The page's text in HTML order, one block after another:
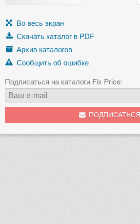
Во весь экран
Скачать каталог в PDF
Архив каталогов
Сообщить об ошибке
Подписаться на каталоги Fix Price:
ПОДПИСАТЬСЯ